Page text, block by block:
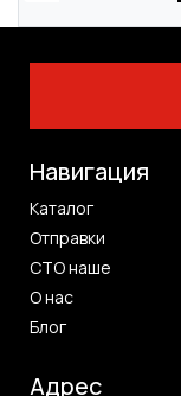
Навигация
Каталог
Отправки
СТО наше
О нас
Блог
Адрес